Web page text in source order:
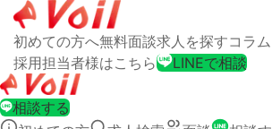
初めての方へ無料面談求人を探すコラ
採用担当者様はこちら
LINEで相談
相談する